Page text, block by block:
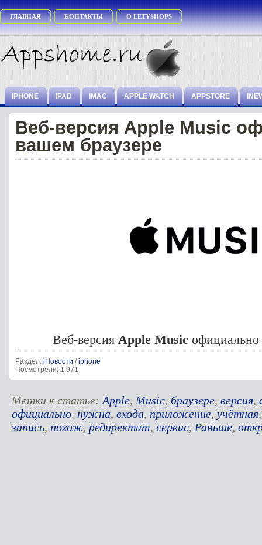
ГЛАВНАЯ КОНТАКТЫ О LETYSHOPS
IPHONE IPAD IMAC APPLE WATCH APPSTORE
Веб-версия Apple Music
вашем браузере
Веб-версия Apple Music официально
Раздел: iНовости /iphone
Посмотрели: 1 971
Метки к статье: Apple, Music, браузере, версия,
официально, нужна, входа, приложение, учётная
запись, похож, редиректит, сервис, Раньше,